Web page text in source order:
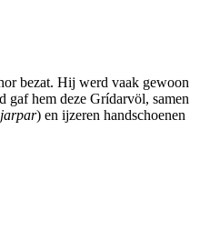
bezat. Hij werd vaak gewoon
gaf hem deze Grídarvöl, samen
) en ijzeren handschoenen